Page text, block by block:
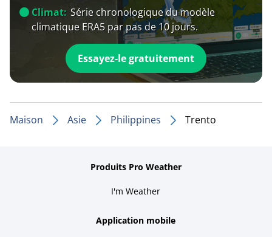
Climat: Série chronologique du modèle
climatique ERA5 par pas de 10 jours.
Essayez-le gratuitement
Maison Asie Philippines Trento
Produits Pro Weather
I'm Weather
Application mobile